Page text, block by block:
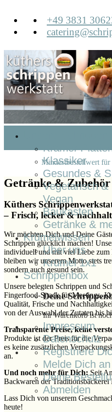
+49 3831
Krämer
Klassiker
Gesundes &
Vegetarisch &
Vegan
Baukasten
Getränke &
Krümelwissen
Über uns
Krümel 1x1
Schrippenbox
Deine
Ihr Warenkorb ist
Impressum
Datenschutz
Registriere
Melde Dich an
Deine
Abmelden
Mindestbestellwert
Getränke & Zubehör
Küthers
– Frisch, lecker &
Wir möchten Dich und Deine
Schrippen glücklich machen!
individuell und mit viel Liebe zum
bleiben wir unserem Motto stets
sondern auch gesund sein.
Unsere belegten Schrippen und
Fingerfood-Snack für Meetings,
Qualität, Frische und
von der Auswahl der Zutaten bis
Transparente Preise, keine
Produkte ist der Preis für die
es keine zusätzlichen
an.
Und noch mehr für Dich: Seit
Backwaren der
Lass Dich von unserem
heute!